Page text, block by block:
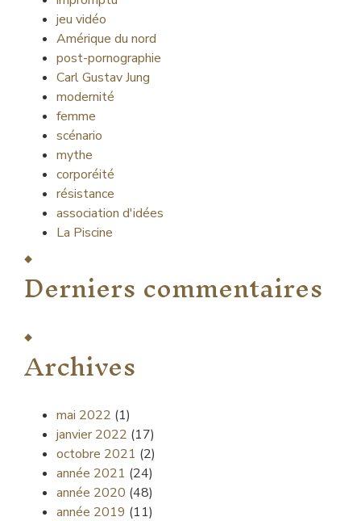
jeu vidéo
Amérique du nord
post-pornographie
Carl Gustav Jung
modernité
femme
scénario
mythe
corporéité
résistance
association d'idées
La Piscine
Derniers commentaires
Archives
mai 2022 (1)
janvier 2022 (17)
octobre 2021 (2)
année 2021 (24)
année 2020 (48)
année 2019 (11)